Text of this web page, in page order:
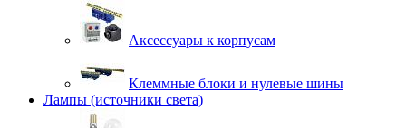
Аксессуары к корпусам
Клеммные блоки и нулевые шины
Лампы (источники света)